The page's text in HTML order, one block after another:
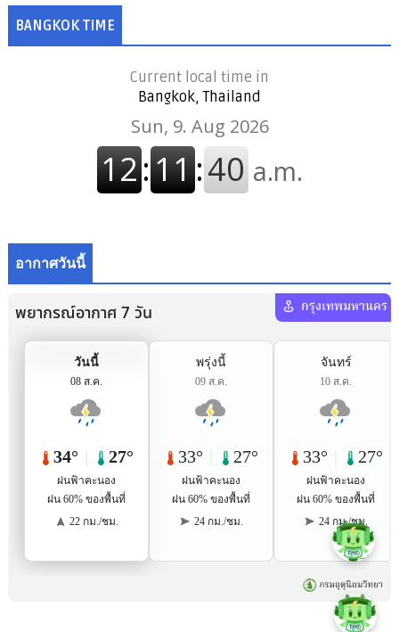
BANGKOK TIME
Current local time in
Bangkok, Thailand
อากาศวันนี้